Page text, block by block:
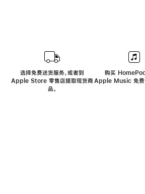
选择免费送货服务，或者到
Apple Store 零售店提取现货商
品。
购买
Apple Music 免费